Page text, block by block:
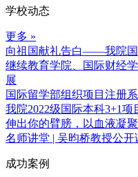
学校动态
更多 »
向祖国献礼告白——我院
继续教育学院、国际财经
展
国际留学部组织项目注册系
我院2022级国际本科3+1项
伸出你的臂膀，以血液凝
名师讲堂 | 吴昀桥教授公
成功案例